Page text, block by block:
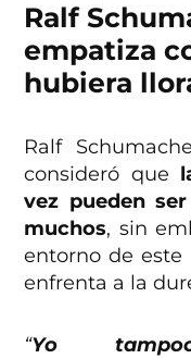
Ralf
empatiza
hubiera
Ralf
consideró que
vez pueden
muchos, sin
entorno de este
enfrenta a la
“Yo